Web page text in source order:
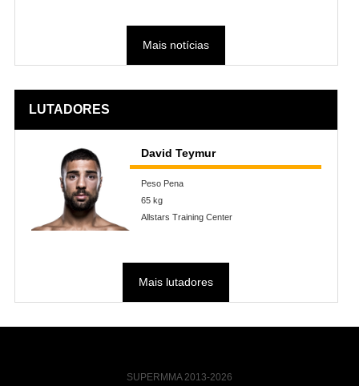
Mais notícias
LUTADORES
David Teymur
Peso Pena
65 kg
Allstars Training Center
Mais lutadores
SUPERMMA 2013-2026